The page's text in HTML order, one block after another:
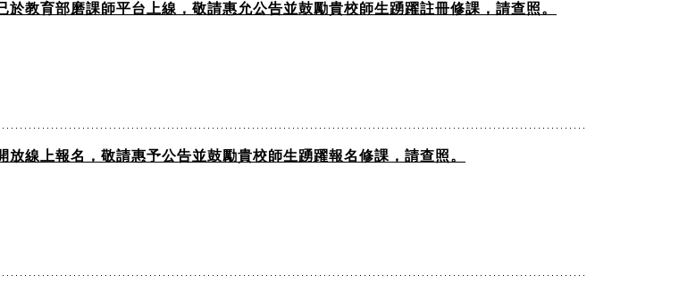
教育部磨課師平台上線，敬請惠允公告並鼓勵貴校師生踴躍註冊修課，請查照。
線上報名，敬請惠予公告並鼓勵貴校師生踴躍報名修課，請查照。